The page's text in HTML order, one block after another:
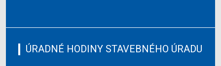
ÚRADNÉ HODINY STAVEBNÉHO ÚRADU